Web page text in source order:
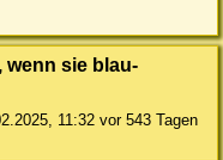
wenn sie blau-
11:32 vor 543 Tagen